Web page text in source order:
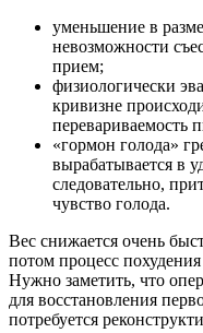
уменьшение в
невозможности
прием;
физиологически
кривизне
перевариваемость
«гормон голода»
вырабатывается в
следовательно,
чувство голода.
Вес снижается очень
потом процесс
Нужно заметить, что
для восстановления
потребуется